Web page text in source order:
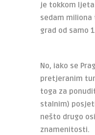
je tokkom ljeta
sedam
grad od samo
No, iako se
pretjeranim
toga za
stalnim)
nešto drugo
znamenitosti.